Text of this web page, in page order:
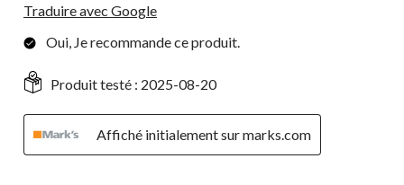
Traduire avec Google
Oui, Je recommande ce produit.
Produit testé : 2025-08-20
Affiché initialement sur marks.com